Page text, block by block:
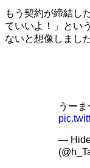
もう契約が締結し
ていいよ！」とい
ないと想像しました
うー
—